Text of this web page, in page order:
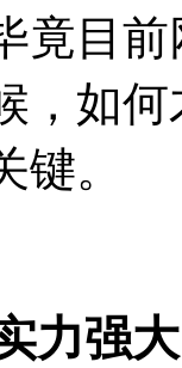
竟目
，如
。
力强